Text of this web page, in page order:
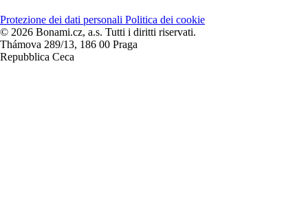
Protezione dei dati personali Politica dei cookie
© 2026 Bonami.cz, a.s. Tutti i diritti riservati.
Thámova 289/13, 186 00 Praga
Repubblica Ceca